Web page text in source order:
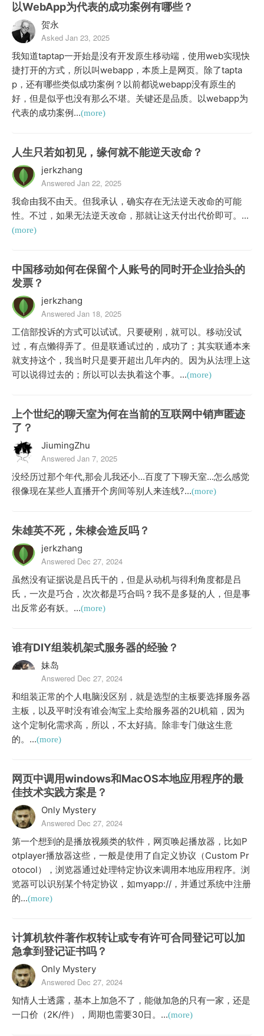
以WebApp为代表的成功案例有哪些？
贺永
Asked Jan 23, 2025
我知道taptap一开始是没有开发原生移动端，使用web实现快
捷打开的方式，所以叫webapp，本质上是网页。除了tapta
p，还有哪些类似成功案例？以前都说webapp没有原生的
好，但是似乎也没有那么不堪。关键还是品质。以webapp为
代表的成功案例...(more)
人生只若如初见，缘何就不能逆天改命？
jerkzhang
Answered Jan 22, 2025
我命由我不由天。但我承认，确实存在无法逆天改命的可能
性。不过，如果无法逆天改命，那就让这天付出代价即可。...
(more)
中国移动如何在保留个人账号的同时开企业抬头的
发票？
jerkzhang
Answered Jan 18, 2025
工信部投诉的方式可以试试。只要硬刚，就可以。移动没试
过，有点懒得弄了。但是联通试过的，成功了；其实联通本来
就支持这个，我当时只是要开超出几年内的。因为从法理上这
可以说得过去的；所以可以去执着这个事。...(more)
上个世纪的聊天室为何在当前的互联网中销声匿迹
了？
JiumingZhu
Answered Jan 7, 2025
没经历过那个年代,那会儿我还小...百度了下聊天室...怎么感觉
很像现在某些人直播开个房间等别人来连线?...(more)
朱雄英不死，朱棣会造反吗？
jerkzhang
Answered Dec 27, 2024
虽然没有证据说是吕氏干的，但是从动机与得利角度都是吕
氏，一次是巧合，次次都是巧合吗？我不是多疑的人，但是事
出反常必有妖。...(more)
谁有DIY组装机架式服务器的经验？
妹岛
Answered Dec 27, 2024
和组装正常的个人电脑没区别，就是选型的主板要选择服务器
主板，以及平时没有谁会淘宝上卖给服务器的2U机箱，因为
这个定制化需求高，所以，不太好搞。除非专门做这生意
的。...(more)
网页中调用windows和MacOS本地应用程序的最
佳技术实践方案是？
Only Mystery
Answered Dec 27, 2024
第一个想到的是播放视频类的软件，网页唤起播放器，比如P
otplayer播放器这些，一般是使用了自定义协议（Custom Pr
otocol），浏览器通过处理特定协议来调用本地应用程序。浏
览器可以识别某个特定协议，如myapp://，并通过系统中注册
的...(more)
计算机软件著作权转让或专有许可合同登记可以加
急拿到登记证书吗？
Only Mystery
Answered Dec 27, 2024
知情人士透露，基本上加急不了，能做加急的只有一家，还是
一口价（2K/件），周期也需要30日。...(more)